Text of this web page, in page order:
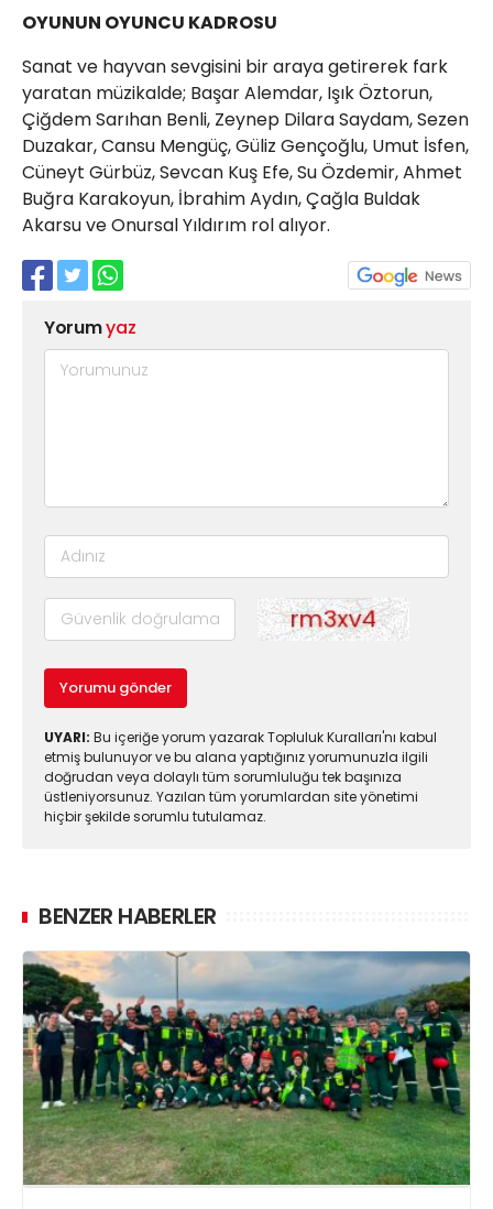
OYUNUN OYUNCU KADROSU
Sanat ve hayvan sevgisini bir araya getirerek fark
yaratan müzikalde; Başar Alemdar, Işık Öztorun,
Çiğdem Sarıhan Benli, Zeynep Dilara Saydam, Sezen
Duzakar, Cansu Mengüç, Güliz Gençoğlu, Umut İsfen,
Cüneyt Gürbüz, Sevcan Kuş Efe, Su Özdemir, Ahmet
Buğra Karakoyun, İbrahim Aydın, Çağla Buldak
Akarsu ve Onursal Yıldırım rol alıyor.
Yorumyaz
Yorumu gönder
UYARI: Bu içeriğe yorum yazarak Topluluk Kuralları'nı kabul
etmiş bulunuyor ve bu alana yaptığınız yorumunuzla ilgili
doğrudan veya dolaylı tüm sorumluluğu tek başınıza
üstleniyorsunuz. Yazılan tüm yorumlardan site yönetimi
hiçbir şekilde sorumlu tutulamaz.
BENZER HABERLER